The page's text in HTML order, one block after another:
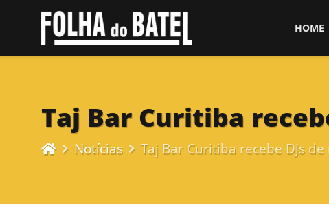
HOME
Taj Bar Curitiba
Notícias Taj Bar Curitiba recebe DJs